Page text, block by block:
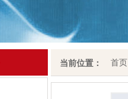
当前位置： 首页